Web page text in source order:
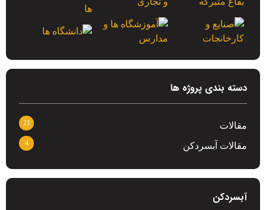
دسته بندی پروژه ها
مقالات 21
مقالات آبسردکن 4
آبسردکن